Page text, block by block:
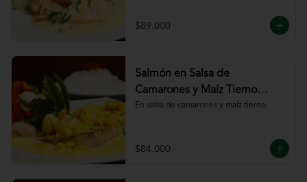
$89.000
Salmón en Salsa de
Camarones y Maíz Tierno
180gr
En salsa de camarones y maíz tierno.
$84.000